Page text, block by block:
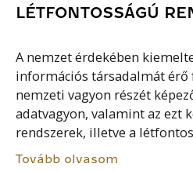
LÉTFONTOSSÁGÚ
A nemzet érdekében
információs társadalmát érő
nemzeti vagyon részét
adatvagyon, valamint az ezt
rendszerek, illetve a
Tovább olvasom